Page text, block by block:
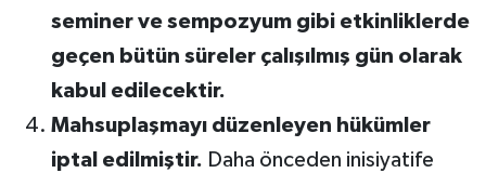
seminer ve sempozyum gibi etkinliklerde
geçen bütün süreler çalışılmış gün olarak
kabul edilecektir.
Mahsuplaşmayı düzenleyen hükümler
iptal edilmiştir. Daha önceden inisiyatife